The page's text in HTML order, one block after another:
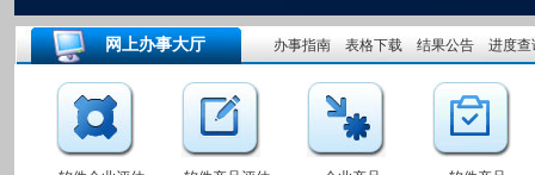
网上办事大厅 办事指南 表格下载 结果公告 进度查